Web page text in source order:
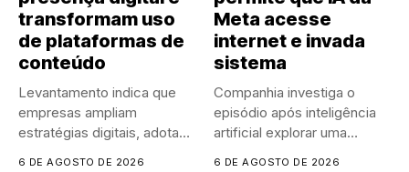
transformam uso
de plataformas de
conteúdo
Levantamento indica que
empresas ampliam
estratégias digitais, adotam
6 DE AGOSTO DE 2026
Meta acesse
internet e invada
sistema
Companhia investiga o
episódio após inteligência
artificial explorar uma
6 DE AGOSTO DE 2026